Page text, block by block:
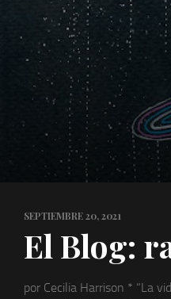
SEPTIEMBRE 20, 2021
El Blog:
por Cecilia Harrison * “La